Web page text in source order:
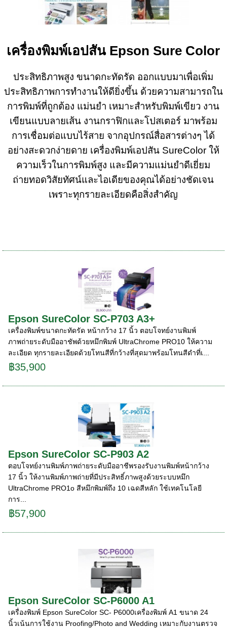
เครื่องพิมพ์เอปสัน Epson Sure Color
ประสิทธิภาพสูง ขนาดกะทัดรัด ออกแบบมาเพื่อเพิ่ม
ประสิทธิภาพการทำงานให้ดียิ่งขึ้น ด้วยความสามารถใน
การพิมพ์ที่ถูกต้อง แม่นยำ เหมาะสำหรับพิมพ์เขียว งาน
เขียนแบบลายเส้น งานกราฟิกและโปสเตอร์ มาพร้อม
การเชื่อมต่อแบบไร้สาย จากอุปกรณ์สื่อสารต่างๆ ได้
อย่างสะดวกง่ายดาย เครื่องพิมพ์เอปสัน SureColor ให้
ความเร็วในการพิมพ์สูง และมีความแม่นยำดีเยี่ยม
ถ่ายทอดวิสัยทัศน์และไอเดียของคุณได้อย่างชัดเจน
เพราะทุกรายละเอียดคือสิ่งสำคัญ
Epson SureColor SC-P703 A3+
เครื่องพิมพ์ขนาดกะทัดรัด หน้ากว้าง 17 นิ้ว ตอบโจทย์งานพิมพ์
ภาพถ่ายระดับมืออาชัพด้วยหมึกพิมพ์ UltraChrome PRO10 ให้ความ
ละเอียด ทุกรายละเอียดด้วยโทนสีที่กว้างที่สุดมาพร้อมโทนสีดำที่เ...
฿35,900
Epson SureColor SC-P903 A2
ตอบโจทย์งานพิมพ์ภาพถ่ายระดับมืออาชีพรองรับงานพิมพ์หน้ากว้าง
17 นิ้ว ให้งานพิมพ์ภาพถ่ายที่มีประสิทธิ์ภาwสูงด้วยระบบหมึก
UltraChrome PRO1o สีหมึกพิมพ์ถึง 10 เฉดสีหลัก ใช้เทคโนโลยี
การ...
฿57,900
Epson SureColor SC-P6000 A1
เครื่องพิมพ์ Epson SureColor SC- P6000เครื่องพิมพ์ A1 ขนาด 24
นิ้วเน้นการใช้งาน Proofing/Photo and Wedding เหมาะกับงานตรวจ